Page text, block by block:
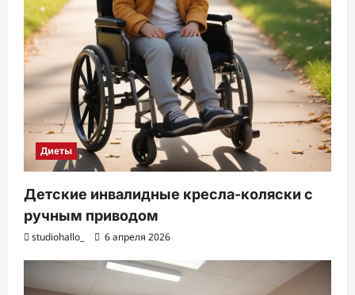
Диеты
Детские инвалидные кресла-коляски с
ручным приводом
studiohallo_ 6 апреля 2026